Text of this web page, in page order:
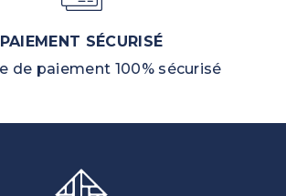
PAIEMENT SÉCURISÉ
de paiement 100% sécurisé